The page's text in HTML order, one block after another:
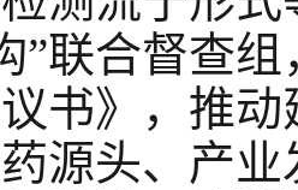
”联合督查
议书》，推
源头、产